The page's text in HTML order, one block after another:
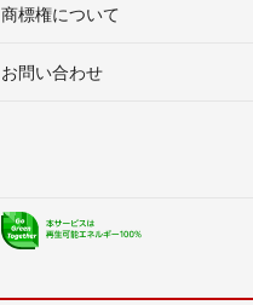
商標権について
お問い合わせ